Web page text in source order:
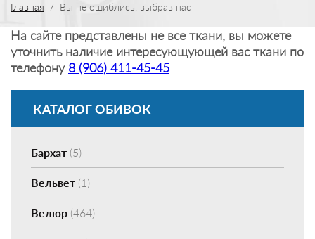
Главная Вы не ошиблись, выбрав нас
На сайте представлены не все ткани, вы можете
уточнить наличие интересующующей вас ткани по
телефону 8 (906) 411-45-45
КАТАЛОГ ОБИВОК
Бархат (5)
Вельвет (1)
Велюр (464)